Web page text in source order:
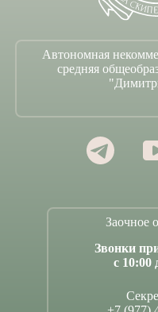
Автономная
средняя
Заочное
Звонки
с 10:00